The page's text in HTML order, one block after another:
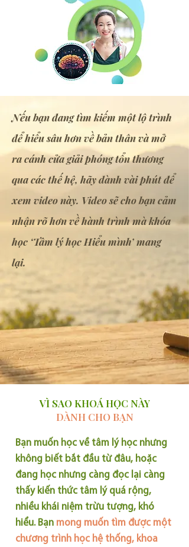
Nếu bạn đang tìm kiếm một lộ trình
để hiểu sâu hơn về bản thân và mở
ra cánh cửa giải phóng tổn thương
qua các thế hệ, hãy dành vài phút để
xem video này. Video sẽ cho bạn cảm
nhận rõ hơn về hành trình mà khóa
học ‘Tâm lý học Hiểu mình’ mang
lại.
VÌ SAO KHOÁ HỌC NÀY
DÀNH CHO BẠN
Bạn muốn học về tâm lý học nhưng
không biết bắt đầu từ đâu, hoặc
đang học nhưng càng đọc lại càng
thấy kiến thức tâm lý quá rộng,
nhiều khái niệm trừu tượng, khó
hiểu. Bạn mong muốn tìm được một
chương trình học hệ thống, khoa